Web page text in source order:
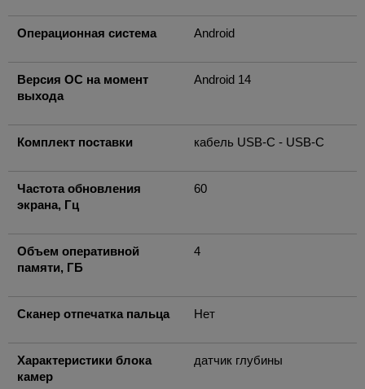
Операционная система Android
Версия ОС на момент
выхода
Android 14
Комплект поставки кабель USB-C - USB-C
Частота обновления
экрана, Гц
60
Объем оперативной
памяти, ГБ
4
Сканер отпечатка пальца Нет
Характеристики блока
камер
датчик глубины